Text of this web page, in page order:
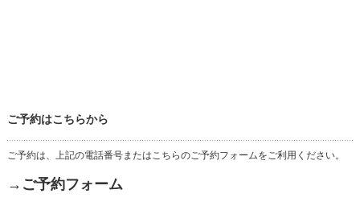
ご予約はこちらから
ご予約は、上記の電話番号またはこちらのご予約フォームをご利用ください。
→ご予約フォーム